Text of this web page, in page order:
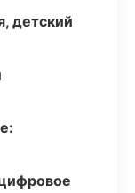
детский